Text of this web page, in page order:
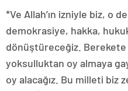
*Ve Allah’ın izniyle biz, o
demokrasiye, hakka,
dönüştüreceğiz.
yoksulluktan oy almaya
oy alacağız. Bu milleti biz